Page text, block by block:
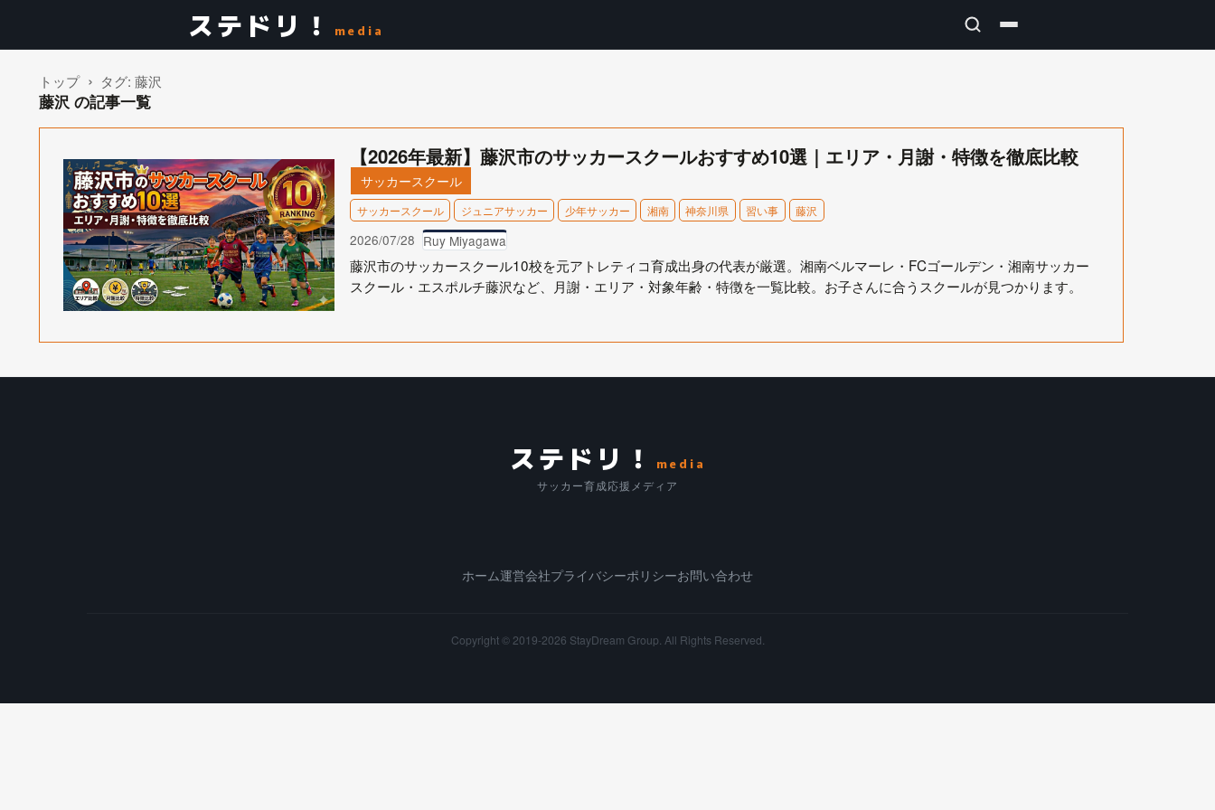
ステドリ！ media
トップ タグ:藤沢
藤沢 の記事一覧
【2026年最新】藤沢市のサッカースクールおすすめ10選｜エリア・月謝・特徴を徹底比較
サッカースクール
サッカースクール ジュニアサッカー 少年サッカー 湘南 神奈川県 習い事 藤沢
2026/07/28 Ruy Miyagawa
藤沢市のサッカースクール10校を元アトレティコ育成出身の代表が厳選。湘南ベルマーレ・FCゴールデン・湘南サッカー
スクール・エスポルチ藤沢など、月謝・エリア・対象年齢・特徴を一覧比較。お子さんに合うスクールが見つかります。
ステドリ！ media
サッカー育成応援メディア
ホーム運営会社プライバシーポリシーお問い合わせ
Copyright © 2019-2026 StayDream Group. All Rights Reserved.